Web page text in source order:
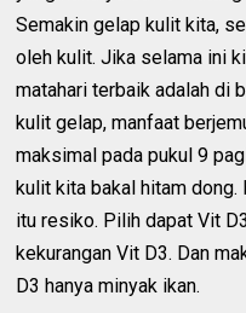
Semakin gelap kulit kita,
oleh kulit. Jika selama ini
matahari terbaik adalah di
kulit gelap, manfaat
maksimal pada pukul 9
kulit kita bakal hitam dong.
itu resiko. Pilih dapat Vit
kekurangan Vit D3. Dan
D3 hanya minyak ikan.